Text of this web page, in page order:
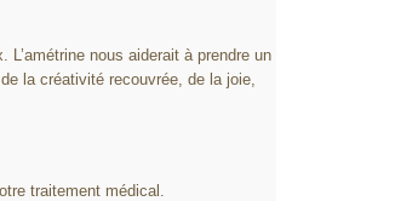
L’amétrine nous aiderait à prendre un
la créativité recouvrée, de la joie,
traitement médical.